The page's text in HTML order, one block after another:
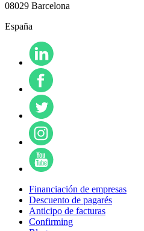
08029 Barcelona
España
Financiación de empresas
Descuento de pagarés
Anticipo de facturas
Confirming